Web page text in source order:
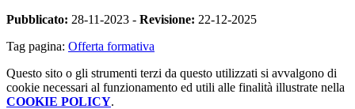
Pubblicato: 28-11-2023 - Revisione: 22-12-2025
Tag pagina: Offerta formativa
Questo sito o gli strumenti terzi da questo utilizzati si avvalgono di
cookie necessari al funzionamento ed utili alle finalità illustrate nella
COOKIE POLICY.